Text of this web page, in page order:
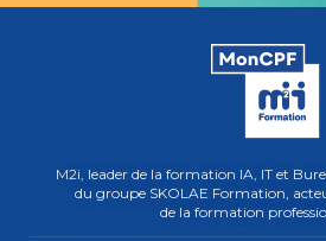
M2i, leader de la formation IA, IT et
du groupe SKOLAE Formation,
de la formation